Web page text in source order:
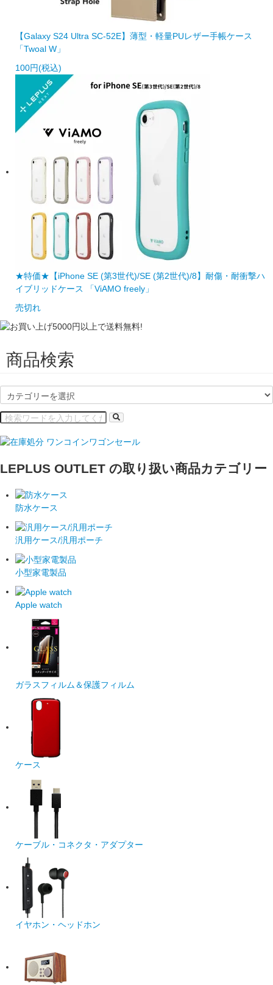
【Galaxy S24 Ultra SC-52E】薄型・軽量PUレザー手帳ケース
「Twoal W」
100円(税込)
★特価★【iPhone SE (第3世代)/SE (第2世代)/8】耐傷・耐衝撃ハ
イブリッドケース 「ViAMO freely」
売切れ
商品検索
LEPLUS OUTLET の取り扱い商品カテゴリー
防水ケース
汎用ケース/汎用ポーチ
小型家電製品
Apple watch
ガラスフィルム＆保護フィルム
ケース
ケーブル・コネクタ・アダプター
イヤホン・ヘッドホン